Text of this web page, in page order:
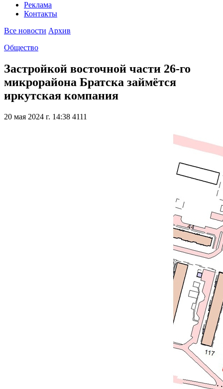
Реклама
Контакты
Все новости Архив
Общество
Застройкой восточной части 26-го
микрорайона Братска займётся
иркутская компания
20 мая 2024 г. 14:38 4111